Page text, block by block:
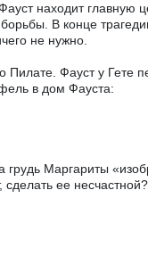
находит
В конце
не нужно.
Фауст у Гете
в дом Фауста:
Маргариты
сделать ее